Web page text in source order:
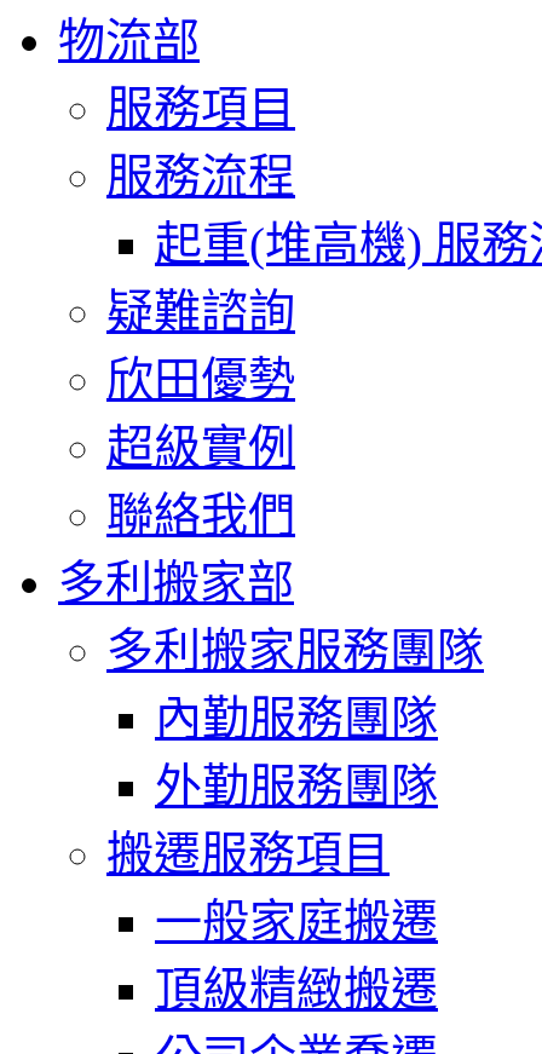
物流部
服務項目
服務流程
起重(堆高機) 服務
疑難諮詢
欣田優勢
超級實例
聯絡我們
多利搬家部
多利搬家服務團隊
內勤服務團隊
外勤服務團隊
搬遷服務項目
一般家庭搬遷
頂級精緻搬遷